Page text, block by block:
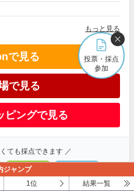
もっと見る
で見る
で見る
ピングで見る
ても採点できます ／
普通 う～ん
投票・採点
参加
ジャンプ
1位 結果一覧